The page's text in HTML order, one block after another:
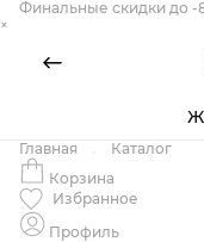
Финальные скидки до -
×
Главная
Каталог
Корзина
Избранное
Профиль